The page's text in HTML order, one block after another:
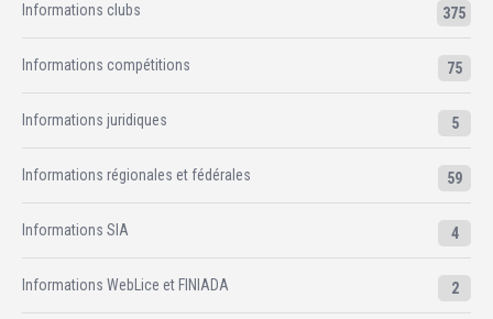
Informations clubs 375
Informations compétitions 75
Informations juridiques 5
Informations régionales et fédérales 59
Informations SIA 4
Informations WebLice et FINIADA 2